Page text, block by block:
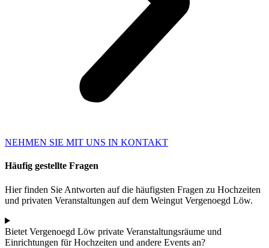
NEHMEN SIE MIT UNS IN KONTAKT
Häufig gestellte Fragen
Hier finden Sie Antworten auf die häufigsten Fragen zu Hochzeiten
und privaten Veranstaltungen auf dem Weingut Vergenoegd Löw.
Bietet Vergenoegd Löw private Veranstaltungsräume und
Einrichtungen für Hochzeiten und andere Events an?